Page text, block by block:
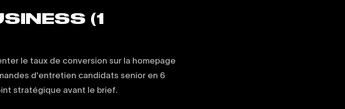
(1
le taux de conversion sur la homepage
d'entretien candidats senior en 6
stratégique avant le brief.